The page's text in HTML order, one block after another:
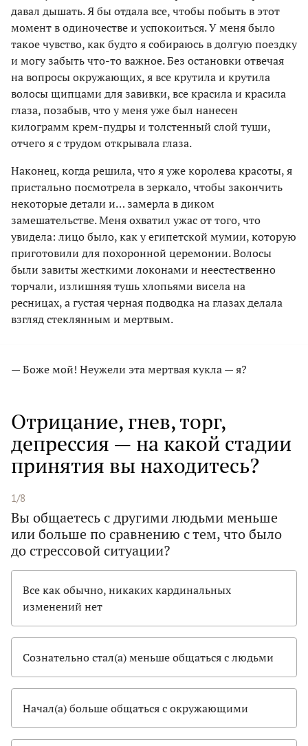
давал дышать. Я бы отдала все, чтобы побыть в этот
момент в одиночестве и успокоиться. У меня было
такое чувство, как будто я собираюсь в долгую поездку
и могу забыть что-то важное. Без остановки отвечая
на вопросы окружающих, я все крутила и крутила
волосы щипцами для завивки, все красила и красила
глаза, позабыв, что у меня уже был нанесен
килограмм крем-пудры и толстенный слой туши,
отчего я с трудом открывала глаза.
Наконец, когда решила, что я уже королева красоты, я
пристально посмотрела в зеркало, чтобы закончить
некоторые детали и… замерла в диком
замешательстве. Меня охватил ужас от того, что
увидела: лицо было, как у египетской мумии, которую
приготовили для похоронной церемонии. Волосы
были завиты жесткими локонами и неестественно
торчали, излишняя тушь хлопьями висела на
ресницах, а густая черная подводка на глазах делала
взгляд стеклянным и мертвым.
— Боже мой! Неужели эта мертвая кукла — я?
Отрицание, гнев, торг,
депрессия — на какой стадии
принятия вы находитесь?
1/8
Вы общаетесь с другими людьми меньше
или больше по сравнению с тем, что было
до стрессовой ситуации?
Все как обычно, никаких кардинальных
изменений нет
Сознательно стал(а) меньше общаться с людьми
Начал(а) больше общаться с окружающими